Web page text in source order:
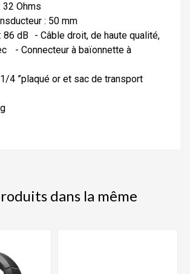
32 Ohms
: 50 mm
86 dB - Câble droit, de haute qualité,
- Connecteur à baïonnette à
4 ”plaqué or et sac de transport
dans la même